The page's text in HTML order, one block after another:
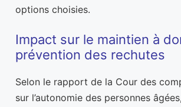
options choisies.
Impact sur le maintien à
prévention des rechutes
Selon le rapport de la Cour des
sur l’autonomie des personnes